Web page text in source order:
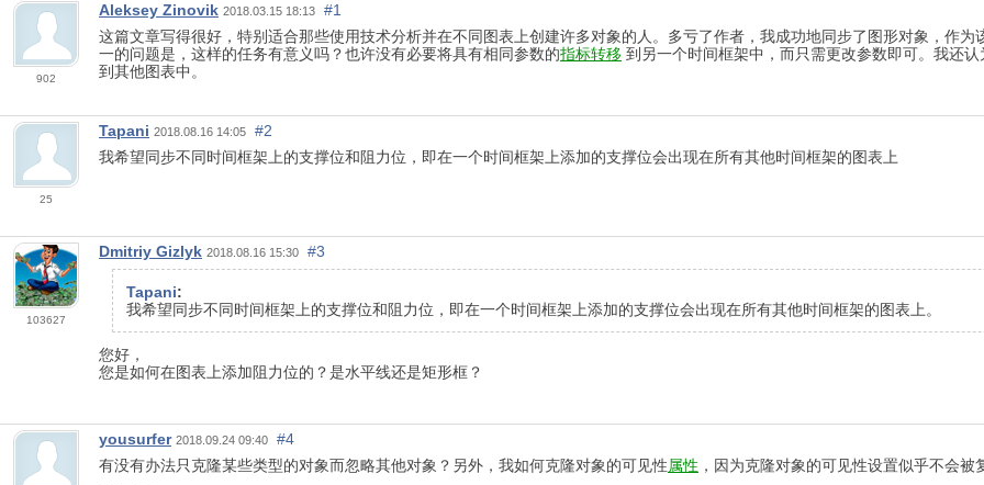
902
Aleksey Zinovik 2018.03.15 18:13
#1
这篇文章写得很好，特别适合那些使用技术分析并在不同图表上创建许多对象的人。多亏了作者，我成功地同步了图形对象，作
一的问题是，这样的任务有意义吗？也许没有必要将具有相同参数的指标转移 到另一个时间框架中，而只需更改参数即可。我还
到其他图表中。
25
Tapani 2018.08.16 14:05
#2
我希望同步不同时间框架上的支撑位和阻力位，即在一个时间框架上添加的支撑位会出现在所有其他时间框架的图表上
103627
Dmitriy Gizlyk 2018.08.16 15:30 #3
Tapani:
我希望同步不同时间框架上的支撑位和阻力位，即在一个时间框架上添加的支撑位会出现在所有其他时间框架的图表上。
您好，
您是如何在图表上添加阻力位的？是水平线还是矩形框？
yousurfer 2018.09.24 09:40
#4
有没有办法只克隆某些类型的对象而忽略其他对象？另外，我如何克隆对象的可见性属性 ，因为克隆对象的可见性设置似乎不会被